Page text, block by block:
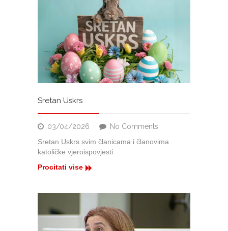
Sretan Uskrs
03/04/2026 No Comments
Uskrs
Sretan Uskrs svim članicama i članovima
katoličke vjeroispovjesti
Procitati vise